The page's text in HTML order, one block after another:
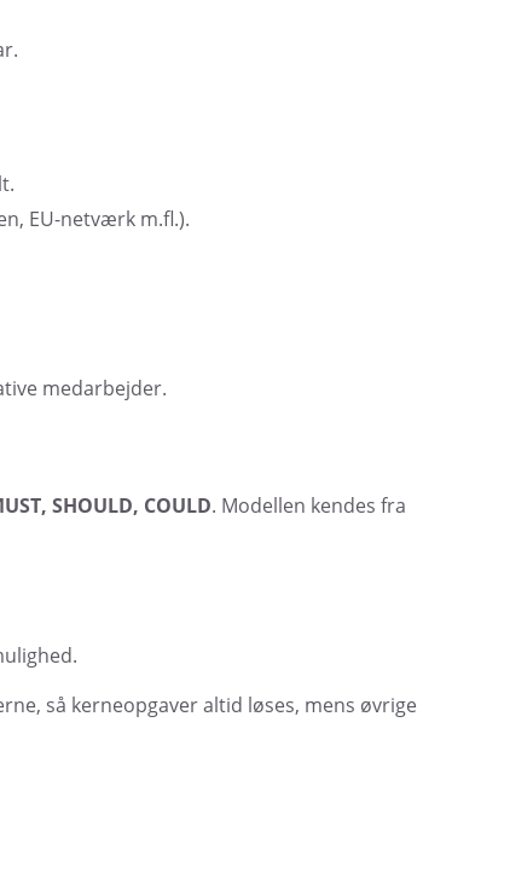
EU-netværk m.fl.).
medarbejder.
SHOULD, COULD. Modellen kendes fra
så kerneopgaver altid løses, mens øvrige